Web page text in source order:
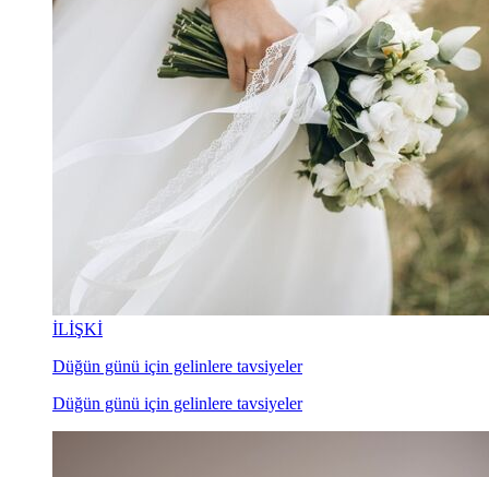
İLİŞKİ
Düğün günü için gelinlere tavsiyeler
Düğün günü için gelinlere tavsiyeler